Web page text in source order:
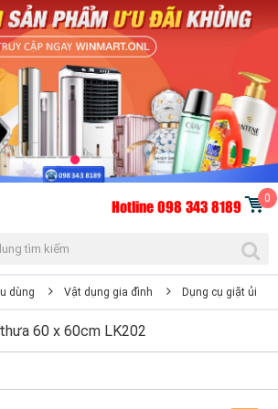
Hotline 098 343 8189 0
dùng Vật dụng gia đình Dụng cụ giặt ủi
60 x 60cm LK202